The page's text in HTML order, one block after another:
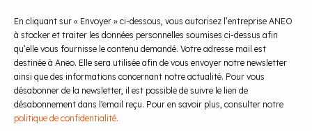
En cliquant sur « Envoyer » ci-dessous, vous autorisez l’entreprise ANEO
à stocker et traiter les données personnelles soumises ci-dessus afin
qu’elle vous fournisse le contenu demandé. Votre adresse mail est
destinée à Aneo. Elle sera utilisée afin de vous envoyer notre newsletter
ainsi que des informations concernant notre actualité. Pour vous
désabonner de la newsletter, il est possible de suivre le lien de
désabonnement dans l'email reçu. Pour en savoir plus, consulter notre
politique de confidentialité.